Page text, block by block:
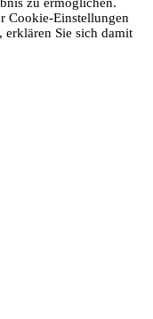
zu ermöglichen.
Cookie-Einstellungen
Sie sich damit